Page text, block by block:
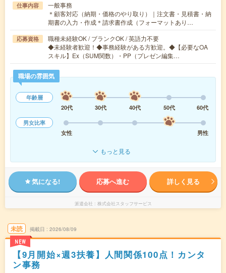
仕事内容
一般事務
＊顧客対応（納期・価格のやり取り）｜注文書・見積書・納
期書の入力・作成＊請求書作成（フォーマットあり…
応募資格
職種未経験OK / ブランクOK / 英語力不要
◆未経験者歓迎！◆事務経験がある方歓迎。◆【必要なOA
スキル】Ex（SUM関数）・PP（プレゼン編集…
職場の雰囲気
年齢層
20代
30代 40代 50代
60代
男女比率
女性
男性
もっと見る
気になる! 応募へ進む 詳しく見る
派遣会社 株式会社スタッフサービス
未読
NEW
掲載日 2026/08/09
【9月開始×週3扶養】人間関係100点！カンタ
ン事務